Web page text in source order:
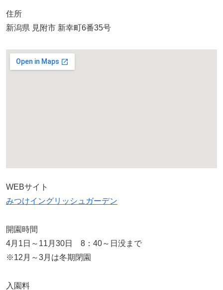
住所
新潟県 見附市 新幸町6番35号
WEBサイト
みつけイングリッシュガーデン
開園時間
4月1日～11月30日 8：40～日没まで
※12月～3月は冬期閉園
入園料